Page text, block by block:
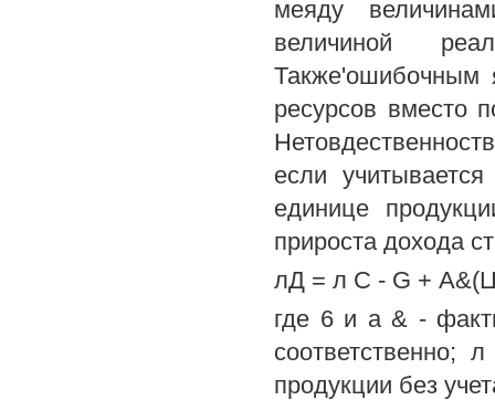
меяду
величиной
Также'ошибочным
ресурсов вместо
если
единице
прироста дохода
лД = л С - G +
где 6 и а & -
соответственно;
продукции без